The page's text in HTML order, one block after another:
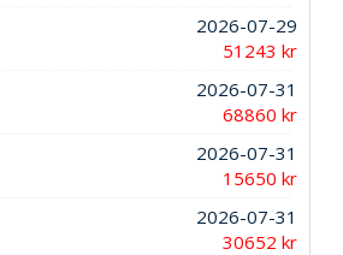
2026-07-29
51243 kr
2026-07-31
68860 kr
2026-07-31
15650 kr
2026-07-31
30652 kr